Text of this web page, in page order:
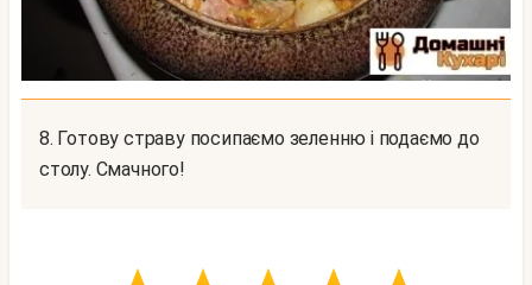
8. Готову страву посипаємо зеленню і подаємо до
столу. Смачного!